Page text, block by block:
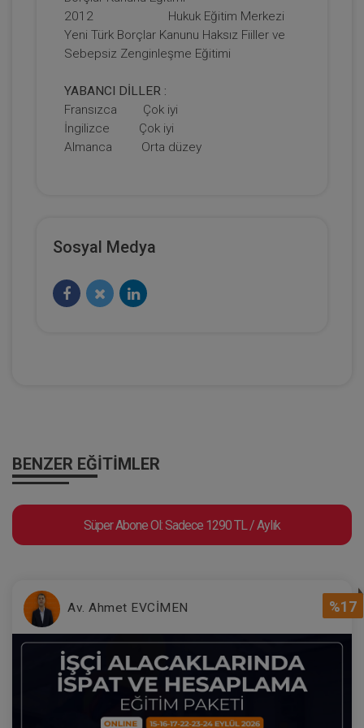
Mal Rejimleri Hukuku - IV. Medeni Hukuk
Kongresi - IV. Oturum
Tüketici Hukuku Enstitüsü
Kongresi - II. Oturum
360 TL
2012 Hukuk Eğitim Merkezi
Yeni Türk Borçlar Kanunu Haksız Fiiller ve
Sebepsiz Zenginleşme Eğitimi
YABANCI DİLLER :
Fransızca Çok iyi
İngilizce Çok iyi
Almanca Orta düzey
Sosyal Medya
BENZER EĞITIMLER
Süper Abone Ol: Sadece 1290 TL / Aylık
%17
Av. Ahmet EVCİMEN